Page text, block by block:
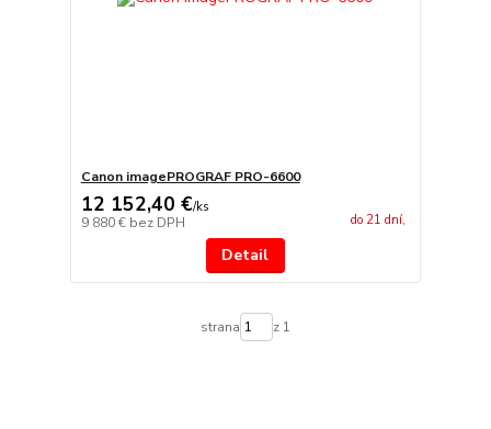
Canon imagePROGRAF PRO-6600
12 152,40 €/ks
9 880 € bez DPH do 21 dní,
Detail
strana z 1